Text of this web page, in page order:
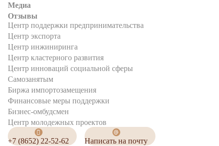
Медиа
Отзывы
Центр поддержки предпринимательства
Центр экспорта
Центр инжиниринга
Центр кластерного развития
Центр инноваций социальной сферы
Cамозанятым
Биржа импортозамещения
Финансовые меры поддержки
Бизнес-омбудсмен
Центр молодежных проектов
+7 (8652) 22-52-62 Написать на почту